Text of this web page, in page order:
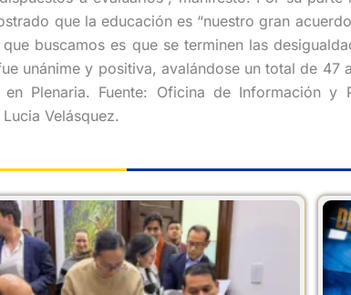
que la educación es “nuestro gran
buscamos es que se terminen las
unánime y positiva, avalándose un total de
Plenaria. Fuente: Oficina de Información y
Velásquez.